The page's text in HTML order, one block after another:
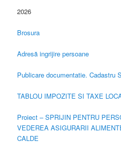
2026
Brosura
Adresă ingrijire persoane
Publicare documentatie. Cadastru
TABLOU IMPOZITE SI TAXE
Proiect – SPRIJIN PENTRU
VEDEREA ASIGURARII
CALDE